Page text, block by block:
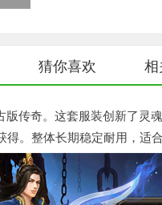
猜你喜欢
版传奇。这套服装创新了
得。整体长期稳定耐用，适